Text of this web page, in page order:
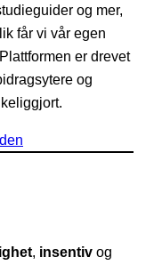
og mer,
får vi vår egen
er drevet
og
, insentiv og